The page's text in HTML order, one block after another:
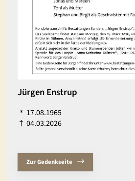
Jürgen Enstrup
＊ 17.08.1965
† 04.03.2026
Zur Gedenkseite